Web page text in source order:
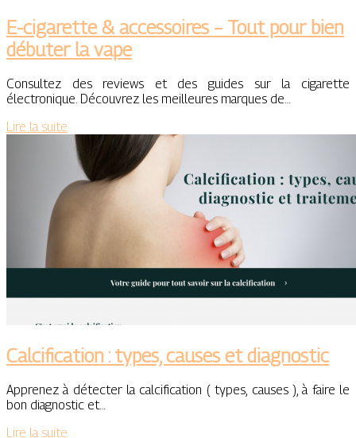
E-cigarette & accessoires – Tout pour bien
débuter la vape
Consultez des reviews et des guides sur la cigarette
électronique. Découvrez les meilleures marques de…
Lire la suite
Calcification : types, causes et diagnostic
Apprenez à détecter la calcification ( types, causes ), à faire le
bon diagnostic et…
Lire la suite